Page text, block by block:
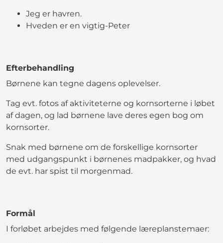
Jeg er havren.
Hveden er en vigtig-Peter
Efterbehandling
Børnene kan tegne dagens oplevelser.
Tag evt. fotos af aktiviteterne og kornsorterne i løbet
af dagen, og lad børnene lave deres egen bog om
kornsorter.
Snak med børnene om de forskellige kornsorter
med udgangspunkt i børnenes madpakker, og hvad
de evt. har spist til morgenmad.
Formål
I forløbet arbejdes med følgende læreplanstemaer: